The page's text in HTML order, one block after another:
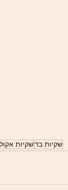
שקיות בדשקיות